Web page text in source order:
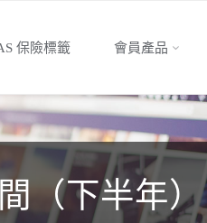
保險標籤 會員產品
（下半年）